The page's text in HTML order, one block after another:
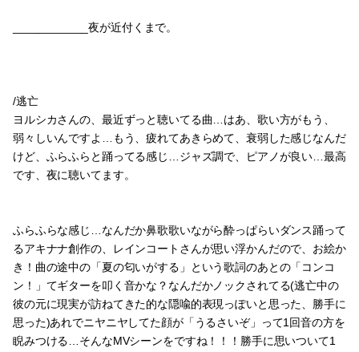
____________夜が近付くまで。
/逃亡
ヨルシカさんの、最近ずっと聴いてる曲…はあ、歌い方がもう、
弱々しいんですよ…もう、疲れてあきらめて、衰弱した感じなんだ
けど、ふらふらと踊ってる感じ…ジャズ調で、ピアノが良い…最高
です、夜に聴いてます。
ふらふらな感じ…なんだか鼻歌歌いながら酔っぱらいダンス踊って
るアキナナ創作の、レインコートさんが思い浮かんだので、お絵か
き！曲の途中の「夏の匂いがする」という歌詞のあとの「コンコ
ン！」てギターを叩く音かな？なんだかノックされてる(逃亡中の
彼の元に現実が訪ねてきた的な隠喩的表現っぽいと思った、勝手に
思った)あれでニヤニヤしてた顔が「うるさいぞ」って1回音の方を
睨みつける…そんなMVシーンをですね！！！勝手に思いついて1